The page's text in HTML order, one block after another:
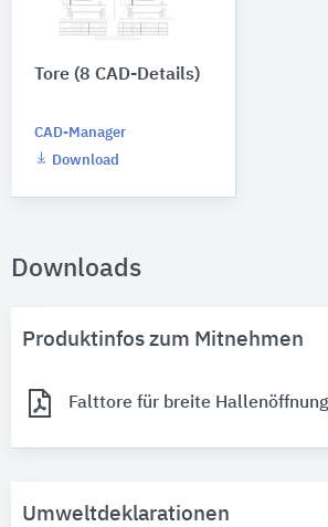
Tore (8 CAD-Details)
CAD-Manager
Download
Downloads
Produktinfos zum Mitnehmen
Falttore für breite
Umweltdeklarationen